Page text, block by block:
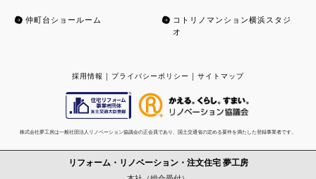
仲町台ショールーム
コトリノマンション横浜スタジ
オ
採用情報 | プライバシーポリシー | サイトマップ
リフォーム・リノベーション・注文住宅夢工房
本社（総合受付）